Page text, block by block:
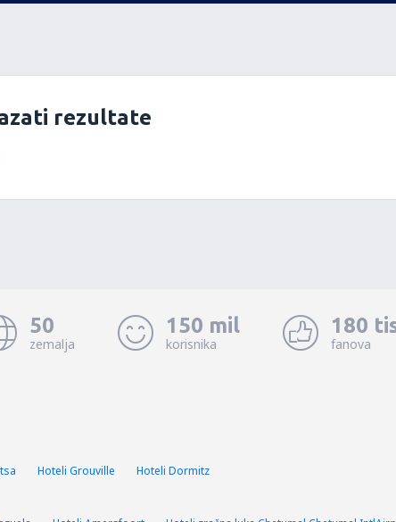
rezultate
50
zemalja
150 mil
korisnika
180
fanova
Hoteli Grouville
Hoteli Dormitz